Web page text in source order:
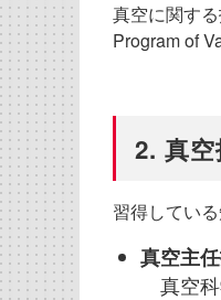
真空に関す
Program of
2. 真
習得してい
真空主
真空科